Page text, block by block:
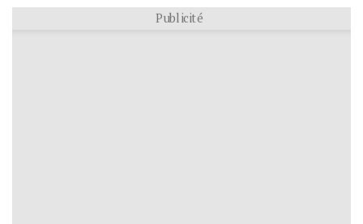
Publicité